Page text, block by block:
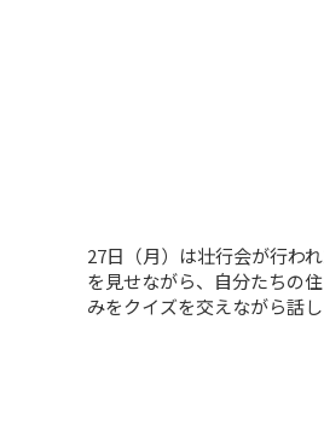
27日（月）は壮行会が行わ
を見せながら、自分たちの
みをクイズを交えながら話し